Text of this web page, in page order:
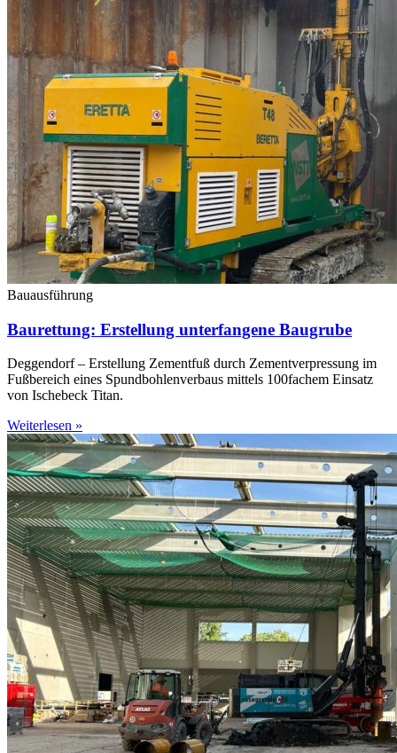
Bauausführung
Baurettung: Erstellung unterfangene Baugrube
Deggendorf – Erstellung Zementfuß durch Zementverpressung im
Fußbereich eines Spundbohlenverbaus mittels 100fachem Einsatz
von Ischebeck Titan.
Weiterlesen »